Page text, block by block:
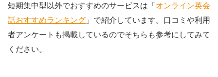
短期集中型以外でおすすめのサービスは「 オンライン英会
話おすすめランキング 」で紹介しています。口コミや利用
者アンケートも掲載しているのでそちらも参考にしてみて
ください。